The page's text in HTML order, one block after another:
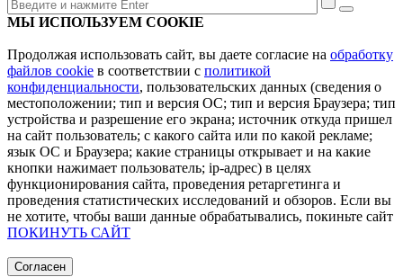
МЫ ИСПОЛЬЗУЕМ COOKIE
Продолжая использовать сайт, вы даете согласие на обработку
файлов cookie в соответствии с политикой
конфиденциальности, пользовательских данных (сведения о
местоположении; тип и версия ОС; тип и версия Браузера; тип
устройства и разрешение его экрана; источник откуда пришел
на сайт пользователь; с какого сайта или по какой рекламе;
язык ОС и Браузера; какие страницы открывает и на какие
кнопки нажимает пользователь; ip-адрес) в целях
функционирования сайта, проведения ретаргетинга и
проведения статистических исследований и обзоров. Если вы
не хотите, чтобы ваши данные обрабатывались, покиньте сайт
ПОКИНУТЬ САЙТ
Согласен